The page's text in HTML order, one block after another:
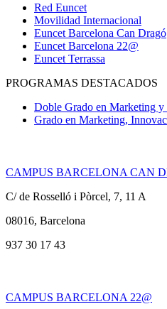
Red Euncet
Movilidad Internacional
Euncet Barcelona Can Dragó
Euncet Barcelona 22@
Euncet Terrassa
PROGRAMAS DESTACADOS
Doble Grado en Marketing y
Grado en Marketing,
CAMPUS BARCELONA CAN
C/ de Rosselló i Pòrcel, 7, 11 A
08016, Barcelona
937 30 17 43
CAMPUS BARCELONA 22@